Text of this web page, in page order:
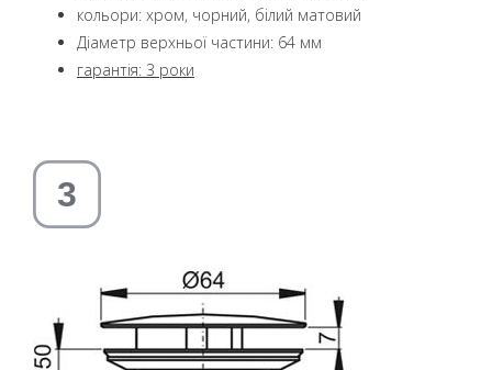
кольори: хром, чорний, білий матовий
Діаметр верхньої частини: 64 мм
гарантія: 3 роки